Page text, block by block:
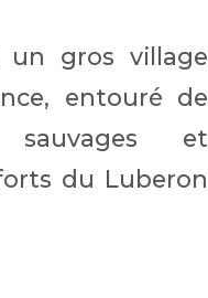
un gros village
entouré de
sauvages et
du Luberon